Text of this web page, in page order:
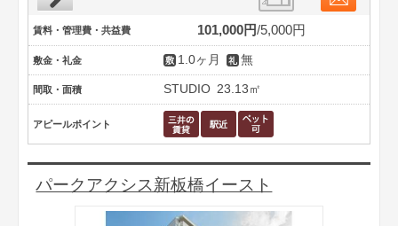
賃料・管理費・共益費 101,000円 5,000円
敷金・礼金 1.0ヶ月 無
間取・面積 STUDIO 23.13㎡
アピールポイント
パークアクシス新板橋イースト